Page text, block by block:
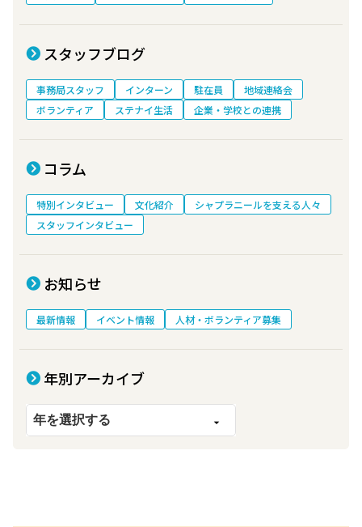
スタッフブログ
事務局スタッフ インターン 駐在員
地域連絡会
ボランティア
ステナイ生活 企業・学校との連携
コラム
特別インタビュー 文化紹介
シャプラニールを支える人々
スタッフインタビュー
お知らせ
最新情報 イベント情報 人材・ボランティア募集
年別アーカイブ